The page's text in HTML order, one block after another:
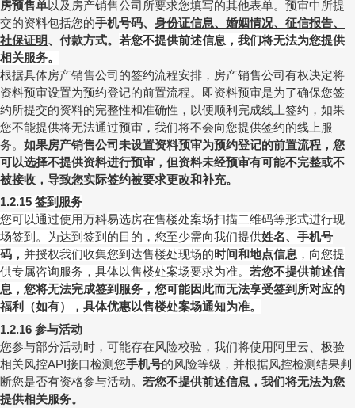
房预售单以及房产销售公司所要求您填写的其他表单。预审中所提
交的资料包括您的手机号码、 身份证信息、婚姻情况、征信报告、
社保证明、付款方式。 若您不提供前述信息，我们将无法为您提供
相关服务。
根据具体房产销售公司的签约流程安排，房产销售公司有权决定将
资料预审设置为预约登记的前置流程。即资料预审是为了确保您签
约所提交的资料的完整性和准确性，以便顺利完成线上签约，如果
您不能提供将无法通过预审，我们将不会向您提供签约的线上服
务。 如果房产销售公司未设置资料预审为预约登记的前置流程，您
可以选择不提供资料进行预审，但资料未经预审有可能不完整或不
被接收，导致您实际签约被要求更改和补充。
1.2.15 签到服务
您可以通过使用万科易选房在售楼处案场扫描二维码等形式进行现
场签到。为达到签到的目的，您至少需向我们提供姓名、 手机号
码， 并授权我们收集您到达售楼处现场的时间和地点信息 ，向您提
供专属咨询服务，具体以售楼处案场要求为准。 若您不提供前述信
息，您将无法完成签到服务，您可能因此而无法享受签到所对应的
福利（如有），具体优惠以售楼处案场通知为准。
1.2.16 参与活动
您参与部分活动时，可能存在风险校验，我们将使用阿里云、极验
相关风控API 接口检测您手机号的风险等级，并根据风控检测结果判
断您是否有资格参与活动。 若您不提供前述信息，我们将无法为您
提供相关服务。